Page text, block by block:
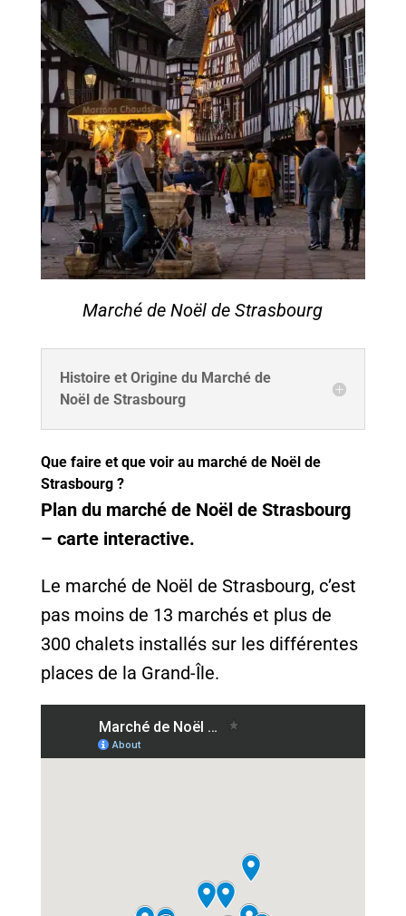
Marché de Noël de Strasbourg
Histoire et Origine du Marché de
Noël de Strasbourg
Que faire et que voir au marché de Noël de
Strasbourg ?
Plan du marché de Noël de Strasbourg
– carte interactive.
Le marché de Noël de Strasbourg, c’est
pas moins de 13 marchés et plus de
300 chalets installés sur les différentes
places de la Grand-Île.